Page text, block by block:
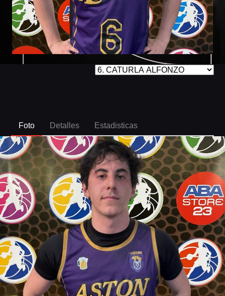
Foto Detalles Estadisticas